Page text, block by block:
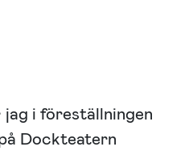
jag i föreställningen
Dockteatern